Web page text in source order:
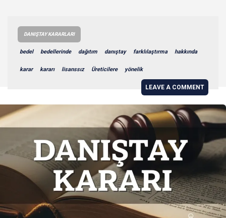
DANIŞTAY KARARLARI
bedel bedellerinde dağıtım danıştay farklılaştırma hakkında
karar kararı lisanssız Üreticilere yönelik
LEAVE A COMMENT